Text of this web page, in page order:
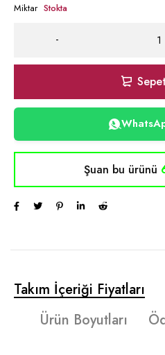
Miktar Stokta
Şuan bu ürünü
Takım İçeriği Fiyatları
Ürün Boyutları